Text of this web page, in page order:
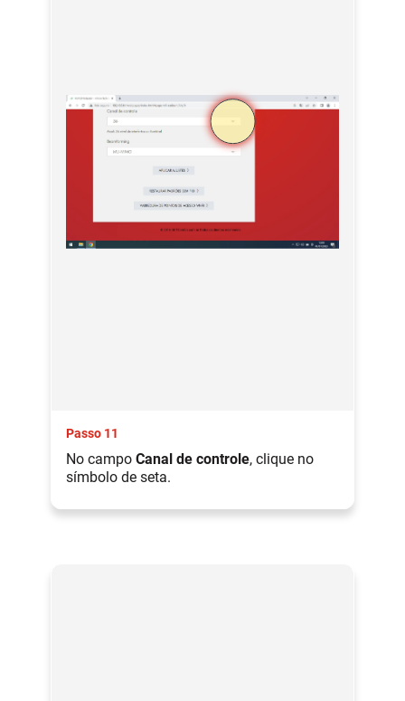
Passo 11
No campo Canal de controle, clique no
símbolo de seta.